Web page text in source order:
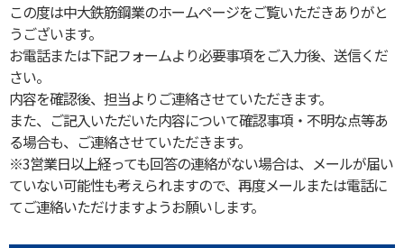
この度は中大鉄筋鋼業のホームページをご覧いただきありがと
うございます。
お電話または下記フォームより必要事項をご入力後、送信くだ
さい。
内容を確認後、担当よりご連絡させていただきます。
また、ご記入いただいた内容について確認事項・不明な点等あ
る場合も、ご連絡させていただきます。
※3営業日以上経っても回答の連絡がない場合は、メールが届い
ていない可能性も考えられますので、再度メールまたは電話に
てご連絡いただけますようお願いします。